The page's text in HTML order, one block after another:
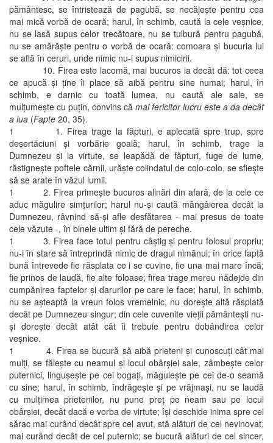
pământesc, se întristează de pagubă, se necăjeşte pentru cea
mai mică vorbă de ocară; harul, în schimb, caută la cele veşnice,
nu se lasă supus celor trecătoare, nu se tulbură pentru pagubă,
nu se amărăşte pentru o vorbă de ocară: comoara şi bucuria lui
se află în ceruri, unde nimic nu-i supus nimicirii.
10. Firea este lacomă, mai bucuros ia decât dă: tot ceea
ce apucă şi ţine îi place să aibă pentru sine numai; harul, în
schimb, e darnic cu toată lumea, nu caută ale sale, se
mulţumeşte cu puţin, convins că mai fericitor lucru este a da decât
a lua (Fapte 20, 35).
1 1. Firea trage la făpturi, e aplecată spre trup, spre
deşertăciuni şi vorbărie goală; harul, în schimb, trage la
Dumnezeu şi la virtute, se leapădă de făpturi, fuge de lume,
răstigneşte poftele cărnii, urăşte colindatul de colo-colo, se sfieşte
să se arate în văzul lumii.
1 2. Firea primeşte bucuros alinări din afară, de la cele ce
aduc măgulire simţurilor; harul nu-şi caută mângâierea decât la
Dumnezeu, râvnind să-şi afle desfătarea - mai presus de toate
cele văzute -, în binele ultim şi fără de pereche.
1 3. Firea face totul pentru câştig şi pentru folosul propriu;
nu-i în stare să întreprindă nimic de dragul nimănui; în orice faptă
bună întrevede fie răsplata ce i se cuvine, fie una mai mare încă;
fie prinos de laudă, fie alte foloase; firea trage mereu nădejde din
cumpănirea faptelor şi darurilor pe care le face; harul, în schimb,
nu se aşteaptă la vreun folos vremelnic, nu doreşte altă răsplată
decât pe Dumnezeu singur; din cele cuvenite vieţii pământeşti nu-
şi doreşte decât atât cât îi trebuie pentru dobândirea celor
veşnice.
1 4. Firea se bucură să aibă prieteni şi cunoscuţi cât mai
mulţi, se făleşte cu neamul şi locul obârşiei sale, zâmbeşte celor
puternici, linguşeşte pe cei bogaţi, măguleşte pe cei de-o seamă
cu sine; harul, în schimb, îndrăgeşte şi pe vrăjmaşi, nu se laudă
cu mulţimea prietenilor, nu pune preţ pe neam sau pe locul
obârşiei, decât dacă e vorba de virtute; îşi deschide inima spre cel
sărac mai curând decât spre cel avut, stă alături de cel nevinovat,
mai curând decât de cel puternic; se bucură alături de cel sincer,